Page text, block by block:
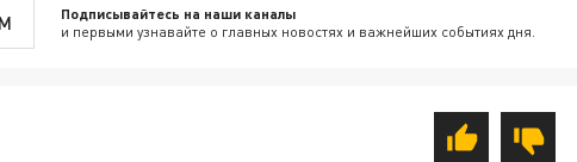
Подписывайтесь на наши каналы
и первыми узнавайте о главных новостях и важнейших событиях дня.